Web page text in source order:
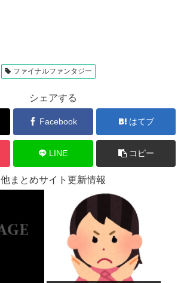
ファイナルファンタジー
シェアする
Facebook はてブ
LINE コピー
他まとめサイト更新情報